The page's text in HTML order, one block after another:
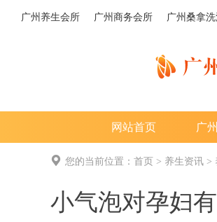
广州养生会所 广州商务会所 广州桑拿洗
网站首页 广
您的当前位置： 首页 > 养生资讯 >
小气泡对孕妇